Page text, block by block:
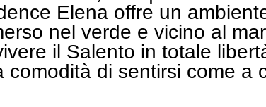
Elena offre un
nel verde e vicino al
il Salento in totale
comodità di sentirsi come a